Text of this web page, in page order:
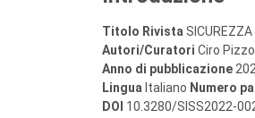
Titolo Rivista SICUREZZA
Autori/Curatori Ciro
Anno di pubblicazione
Lingua Italiano Numero
DOI 10.3280/SISS2022-